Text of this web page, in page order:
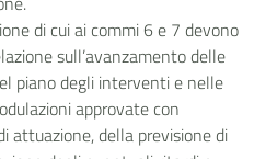
di cui ai commi 6 e 7 devono
sull’avanzamento delle
piano degli interventi e nelle
approvate con
attuazione, della previsione di